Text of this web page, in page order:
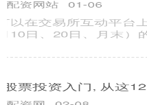
1月22日优配痢略，台湾《中
云谷策略 中国银行金融赋能